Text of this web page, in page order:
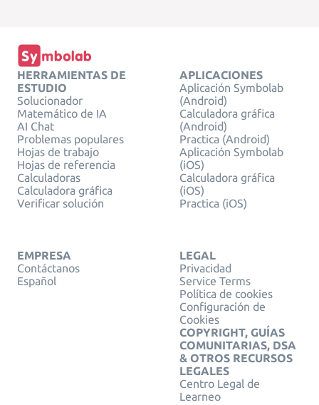
HERRAMIENTAS DE
ESTUDIO
Solucionador
Matemático de IA
AI Chat
Problemas populares
Hojas de trabajo
Hojas de referencia
Calculadoras
Calculadora gráfica
Verificar solución
APLICACIONES
Aplicación Symbolab
(Android)
Calculadora gráfica
(Android)
Practica (Android)
Aplicación Symbolab
(iOS)
Calculadora gráfica
(iOS)
Practica (iOS)
EMPRESA
Contáctanos
Español
LEGAL
Privacidad
Service Terms
Política de cookies
Configuración de
Cookies
COPYRIGHT, GUÍAS
COMUNITARIAS, DSA
& OTROS RECURSOS
LEGALES
Centro Legal de
Learneo